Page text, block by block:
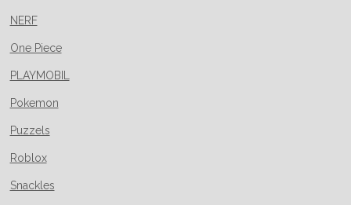
NERF
One Piece
PLAYMOBIL
Pokemon
Puzzels
Roblox
Snackles